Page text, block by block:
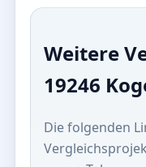
Weitere
19246
Die folgenden